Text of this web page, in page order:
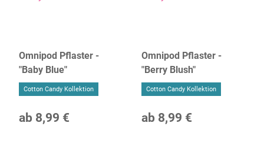
Omnipod Pflaster -
"Baby Blue"
Cotton Candy Kollektion
ab 8,99 €
Omnipod Pflaster -
"Berry Blush"
Cotton Candy Kollektion
ab 8,99 €